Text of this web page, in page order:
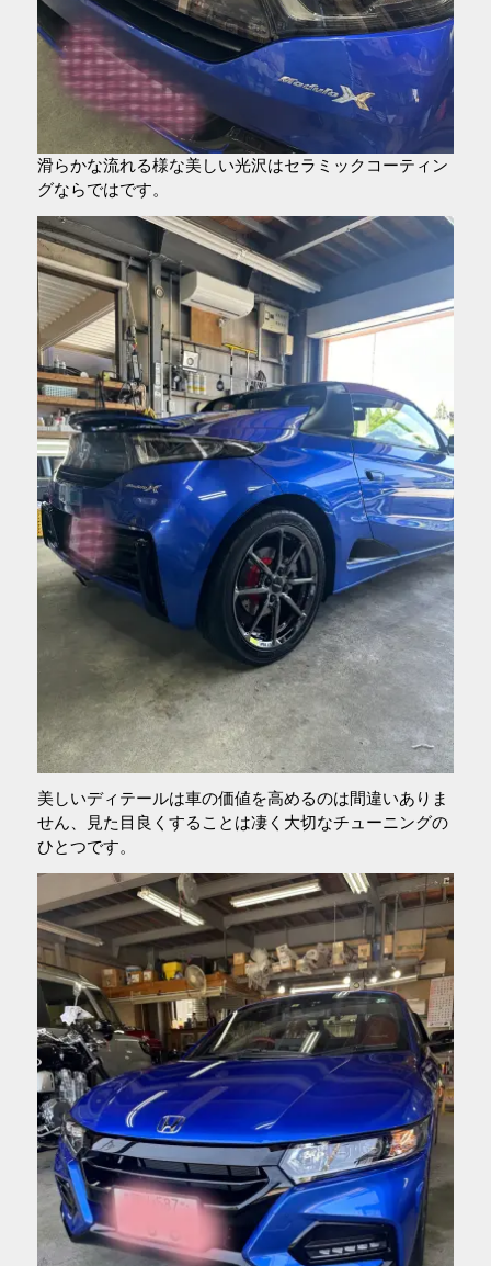
滑らかな流れる様な美しい光沢はセラミックコーティン
グならではです。
美しいディテールは車の価値を高めるのは間違いありま
せん、見た目良くすることは凄く大切なチューニングの
ひとつです。